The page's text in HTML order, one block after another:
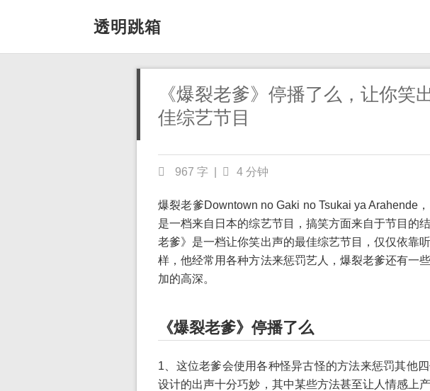
透明跳箱
《爆裂老爹》停播了么，让你笑
佳综艺节目
967 字 4 分钟
爆裂老爹Downtown no Gaki no Tsukai ya Arahende
是一档来自日本的综艺节目，搞笑方面来自于节目的
老爹》是一档让你笑出声的最佳综艺节目，仅仅依靠
样，他经常用各种方法来惩罚艺人，爆裂老爹还有一
加的高深。
《爆裂老爹》停播了么
1、这位老爹会使用各种怪异古怪的方法来惩罚其他
设计的出声十分巧妙，其中某些方法甚至让人情感上